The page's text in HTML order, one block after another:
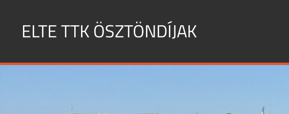
contentELTE TTK ÖSZTÖNDÍJAK